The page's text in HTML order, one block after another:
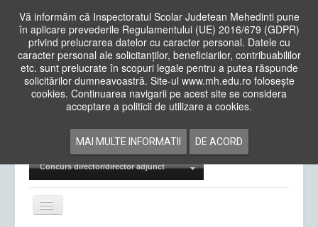
Vă informăm că Inspectoratul Scolar Judetean Mehedinti pune
în aplicare prevederile Regulamentului (UE) 2016/679 (GDPR)
privind prelucrarea datelor cu caracter personal. Datele cu
caracter personal ale solicitanților, beneficiarilor, contribuabililor
etc. sunt prelucrate în scopuri legale pentru a putea răspunde
solicitărilor dumneavoastră. Site-ul www.mh.edu.ro folosește
cookies. Continuarea navigarii pe acest site se considera
acceptare a politicii de utilizare a cookies.
MAI MULTE INFORMATII DE ACORD
Cauta
in
siteAcasa Cadre Didactice
Examene Naționale
Concurs director/director adjunct
Comută
navigarea